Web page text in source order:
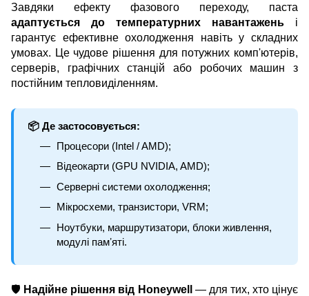
Завдяки ефекту фазового переходу, паста
адаптується до температурних навантажень і
гарантує ефективне охолодження навіть у складних
умовах. Це чудове рішення для потужних комп'ютерів,
серверів, графічних станцій або робочих машин з
постійним тепловиділенням.
📦 Де застосовується:
Процесори (Intel / AMD);
Відеокарти (GPU NVIDIA, AMD);
Серверні системи охолодження;
Мікросхеми, транзистори, VRM;
Ноутбуки, маршрутизатори, блоки живлення,
модулі памʼяті.
🛡️ Надійне рішення від Honeywell
— для тих, хто цінує